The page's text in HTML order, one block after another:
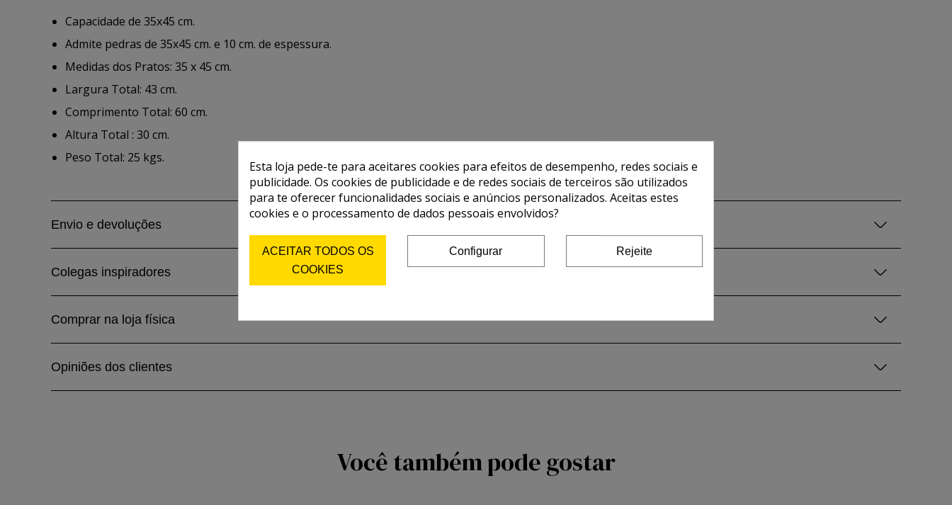
Capacidade de 35x45 cm.
Admite pedras de 35x45 cm. e 10 cm. de espessura.
Medidas dos Pratos: 35 x 45 cm.
Largura Total: 43 cm.
Comprimento Total: 60 cm.
Altura Total : 30 cm.
Peso Total: 25 kgs.
Envio e devoluções
Colegas inspiradores
Comprar na loja física
Opiniões dos clientes
Você também pode gostar
Esta loja pede-te para aceitares cookies para efeitos de desempenho, redes sociais e
publicidade. Os cookies de publicidade e de redes sociais de terceiros são utilizados
para te oferecer funcionalidades sociais e anúncios personalizados. Aceitas estes
cookies e o processamento de dados pessoais envolvidos?
ACEITAR TODOS OS
COOKIES
Configurar Rejeite